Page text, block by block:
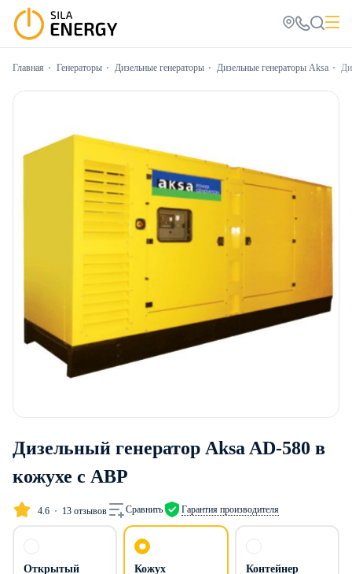
Главная Генераторы Дизельные генераторы Дизельные генераторы Aksa
Дизельный генератор Aksa AD-580 в
кожухе с АВР
4.6 13 отзывов Сравнить Гарантия производителя
Открытый Кожух Контейнер